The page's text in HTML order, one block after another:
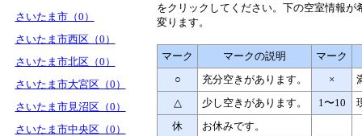
さいたま市（0）
さいたま市西区（0）
さいたま市北区（0）
さいたま市大宮区（0）
さいたま市見沼区（0）
さいたま市中央区（0）
をクリックしてください。下の空室情報が
変ります。
マーク マークの説明
マーク
○
充分空きがあります。 ×
△
少し空きがあります。 1〜10
休
お休みです。